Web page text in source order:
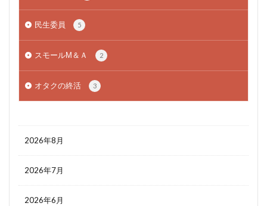
民生委員 5
スモールМ＆Ａ 2
オタクの終活 3
2026年8月
2026年7月
2026年6月